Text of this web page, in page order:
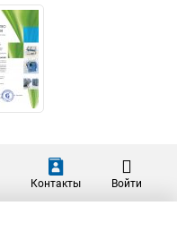
Контакты Войти